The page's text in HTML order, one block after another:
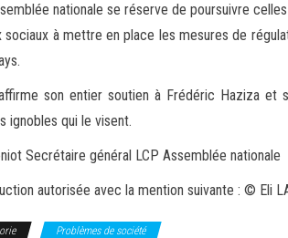
nationale se réserve de poursuivre
sociaux à mettre en place les mesures de
son entier soutien à Frédéric Haziza et
ignobles qui le visent.
Secrétaire général LCP Assemblée nationale
autorisée avec la mention suivante : © Eli
Problèmes de société